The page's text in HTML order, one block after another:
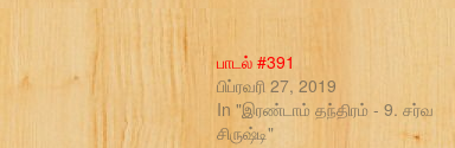
பாடல் #391
பிப்ரவரி 27, 2019
In "இரண்டாம் தந்திரம் - 9. சர்வ
சிருஷ்டி"